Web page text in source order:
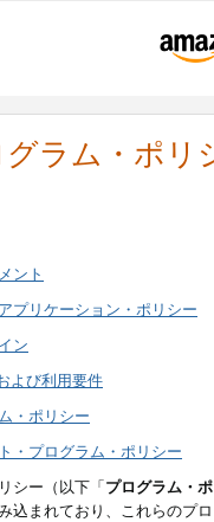
ラム・ポリ
ント
プリケーション・ポリシー
ン
よび利用要件
・ポリシー
・プログラム・ポリシー
シー（以下「プログラム・
込まれており、これらのプ